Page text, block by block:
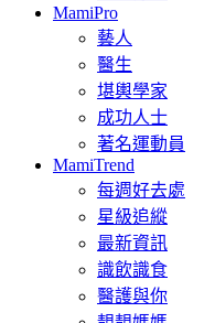
MamiPro
藝人
醫生
堪輿學家
成功人士
著名運動員
MamiTrend
每週好去處
星級追縱
最新資訊
識飲識食
醫護與你